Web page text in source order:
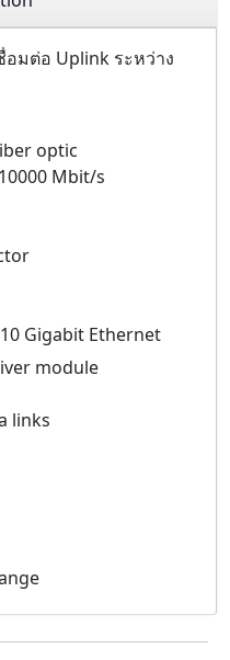
มต่อ Uplink ระหว่าง
optic
Mbit/s
Gigabit Ethernet
module
links